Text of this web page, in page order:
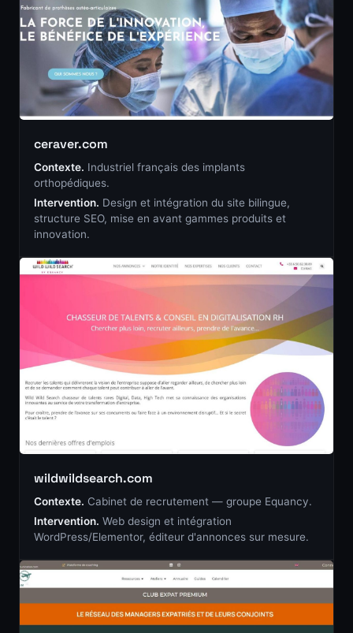
ceraver.com
Contexte. Industriel français des implants
orthopédiques.
Intervention. Design et intégration du site bilingue,
structure SEO, mise en avant gammes produits et
innovation.
wildwildsearch.com
Contexte. Cabinet de recrutement — groupe Equancy.
Intervention. Web design et intégration
WordPress/Elementor, éditeur d'annonces sur mesure.